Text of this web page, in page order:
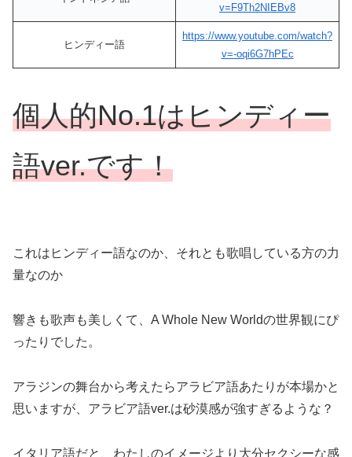
v=F9Th2NIEBv8
ヒンディー語
https://www.youtube.com/watch?
v=-oqi6G7hPEc
個人的No.1はヒンディー
語ver.です！
これはヒンディー語なのか、それとも歌唱している方の力
量なのか
響きも歌声も美しくて、A Whole New Worldの世界観にぴ
ったりでした。
アラジンの舞台から考えたらアラビア語あたりが本場かと
思いますが、アラビア語ver.は砂漠感が強すぎるような？
イタリア語だと、わたしのイメージより大分セクシーな感